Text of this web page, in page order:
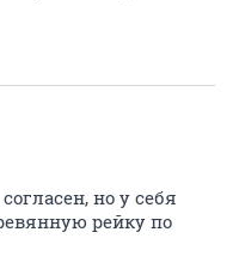
но у себя
рейку по